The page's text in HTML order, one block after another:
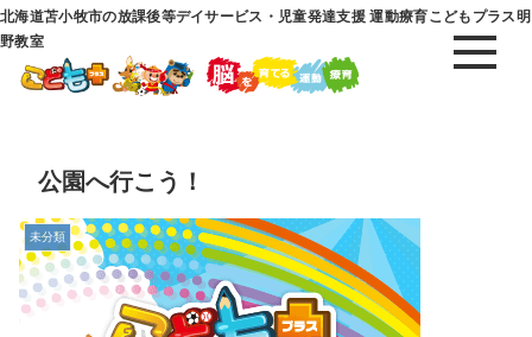
北海道苫小牧市の放課後等デイサービス・児童発達支援 運動療育こどもプラス明
野教室
公園へ行こう！
未分類